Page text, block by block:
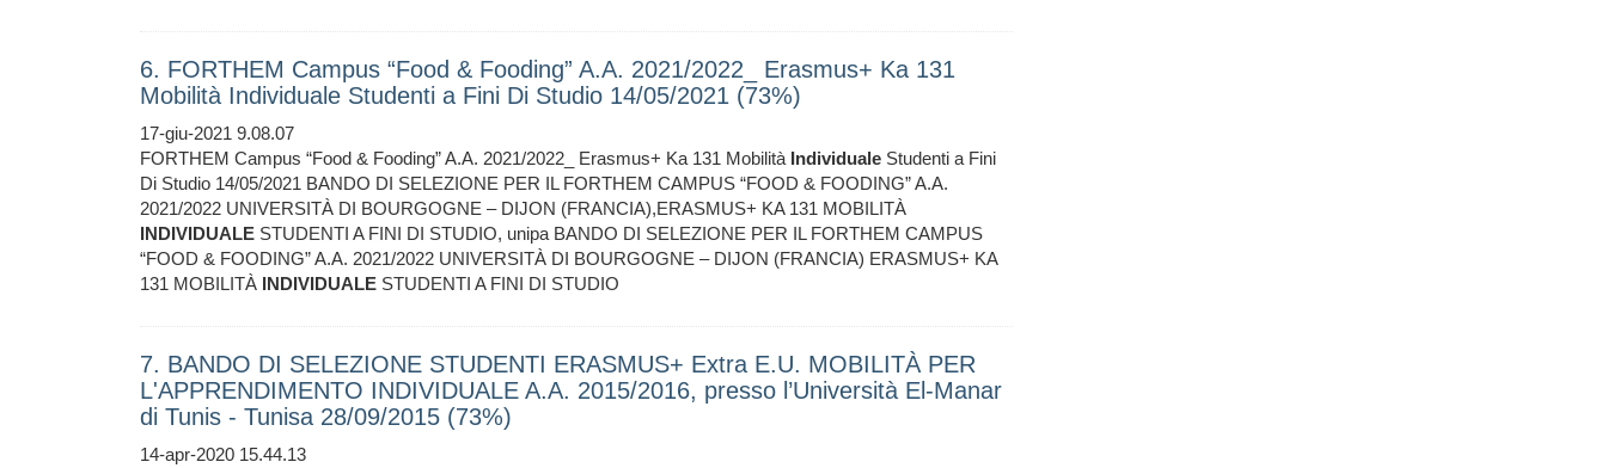
6. FORTHEM Campus “Food & Fooding” A.A. 2021/2022_ Erasmus+ Ka 131
Mobilità Individuale Studenti a Fini Di Studio 14/05/2021 (73%)
17-giu-2021 9.08.07
FORTHEM Campus “Food & Fooding” A.A. 2021/2022_ Erasmus+ Ka 131 Mobilità Individuale Studenti a Fini
Di Studio 14/05/2021 BANDO DI SELEZIONE PER IL FORTHEM CAMPUS “FOOD & FOODING” A.A.
2021/2022 UNIVERSITÀ DI BOURGOGNE – DIJON (FRANCIA),ERASMUS+ KA 131 MOBILITÀ
INDIVIDUALE STUDENTI A FINI DI STUDIO, unipa BANDO DI SELEZIONE PER IL FORTHEM CAMPUS
“FOOD & FOODING” A.A. 2021/2022 UNIVERSITÀ DI BOURGOGNE – DIJON (FRANCIA) ERASMUS+ KA
131 MOBILITÀ INDIVIDUALE STUDENTI A FINI DI STUDIO
7. BANDO DI SELEZIONE STUDENTI ERASMUS+ Extra E.U. MOBILITÀ PER
L'APPRENDIMENTO INDIVIDUALE A.A. 2015/2016, presso l’Università El-Manar
di Tunis - Tunisa 28/09/2015 (73%)
14-apr-2020 15.44.13